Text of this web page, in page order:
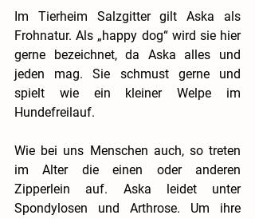
Im Tierheim Salzgitter gilt Aska als
Frohnatur. Als „happy dog“ wird sie hier
gerne bezeichnet, da Aska alles und
jeden mag. Sie schmust gerne und
spielt wie ein kleiner Welpe im
Hundefreilauf.
Wie bei uns Menschen auch, so treten
im Alter die einen oder anderen
Zipperlein auf. Aska leidet unter
Spondylosen und Arthrose. Um ihre